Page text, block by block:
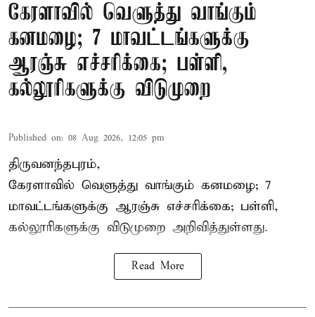
கேரளாவில் வெளுத்து வாங்கும்
கனமழை; 7 மாவட்டங்களுக்கு
ஆரஞ்சு எச்சரிக்கை; பள்ளி,
கல்லூரிகளுக்கு விடுமுறை
Published on: 08 Aug 2026, 12:05 pm
திருவனந்தபுரம்,
கேரளாவில் வெளுத்து வாங்கும் கனமழை; 7
மாவட்டங்களுக்கு ஆரஞ்சு எச்சரிக்கை; பள்ளி,
கல்லூரிகளுக்கு விடுமுறை அறிவித்துள்ளது.
Read More